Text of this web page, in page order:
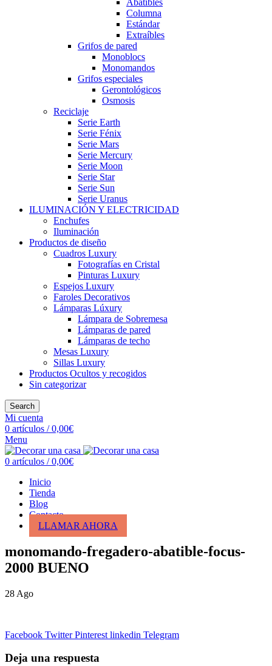
Columna
Estándar
Extraíbles
Grifos de pared
Monoblocs
Monomandos
Grifos especiales
Gerontológicos
Osmosis
Reciclaje
Serie Earth
Serie Fénix
Serie Mars
Serie Mercury
Serie Moon
Serie Star
Serie Sun
Serie Uranus
ILUMINACIÓN Y ELECTRICIDAD
Enchufes
Iluminación
Productos de diseño
Cuadros Luxury
Fotografías en Cristal
Pinturas Luxury
Espejos Luxury
Faroles Decorativos
Lámparas Lúxury
Lámpara de Sobremesa
Lámparas de pared
Lámparas de techo
Mesas Luxury
Sillas Luxury
Productos Ocultos y recogidos
Sin categorizar
Search
Mi cuenta
0 artículos / 0,00€
Menu
0 artículos / 0,00€
Inicio
Tienda
Blog
Contacto
LLAMAR AHORA
monomando-fregadero-abatible-focus-
2000 BUENO
28 Ago
Facebook Twitter Pinterest linkedin Telegram
Deja una respuesta